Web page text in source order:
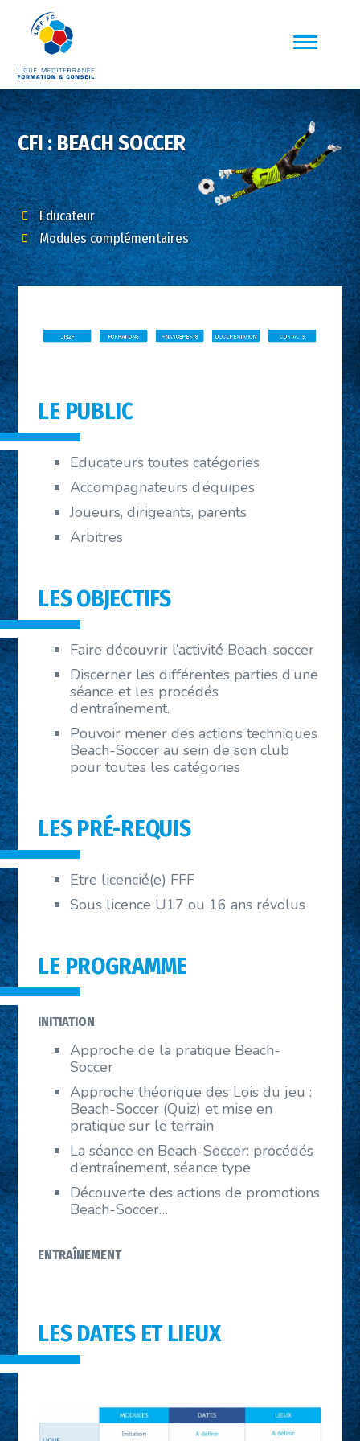
CFI : BEACH SOCCER
Educateur
Modules complémentaires
LE PUBLIC
Educateurs toutes catégories
Accompagnateurs d’équipes
Joueurs, dirigeants, parents
Arbitres
LES OBJECTIFS
Faire découvrir l’activité Beach-soccer
Discerner les différentes parties d’une
séance et les procédés
d’entraînement.
Pouvoir mener des actions techniques
Beach-Soccer au sein de son club
pour toutes les catégories
LES PRÉ-REQUIS
Etre licencié(e) FFF
Sous licence U17 ou 16 ans révolus
LE PROGRAMME
INITIATION
Approche de la pratique Beach-
Soccer
Approche théorique des Lois du jeu :
Beach-Soccer (Quiz) et mise en
pratique sur le terrain
La séance en Beach-Soccer: procédés
d’entraînement, séance type
Découverte des actions de promotions
Beach-Soccer…
ENTRAÎNEMENT
LES DATES ET LIEUX